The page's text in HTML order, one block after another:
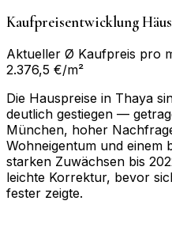
Kaufpreisentwicklung
Aktueller Ø Kaufpreis pro
2.376,5 €/m²
Die Hauspreise in Thaya
deutlich gestiegen —
München, hoher
Wohneigentum und einem
starken Zuwächsen bis
leichte Korrektur, bevor
fester zeigte.